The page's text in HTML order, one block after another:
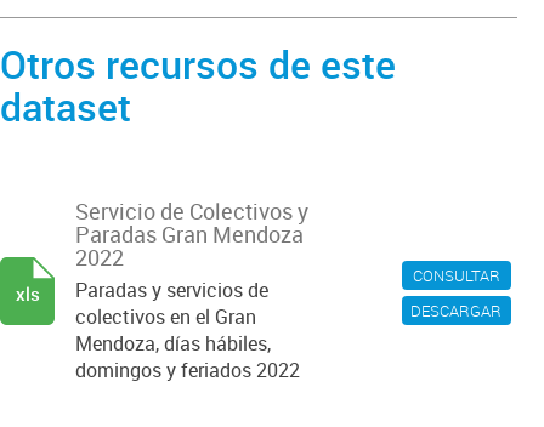
Otros recursos de este
dataset
CONSULTAR
DESCARGAR
Servicio de Colectivos y
Paradas Gran Mendoza
2022
Paradas y servicios de
colectivos en el Gran
Mendoza, días hábiles,
domingos y feriados 2022
xls